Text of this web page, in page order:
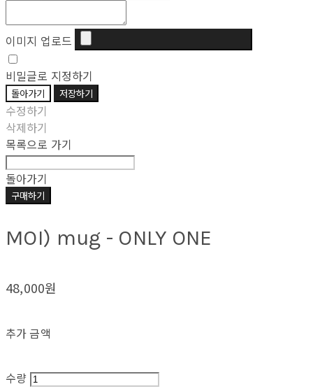
이미지 업로드
비밀글로 지정하기
돌아가기 저장하기
수정하기
삭제하기
목록으로 가기
돌아가기
구매하기
MOI) mug - ONLY ONE
48,000원
추가 금액
수량